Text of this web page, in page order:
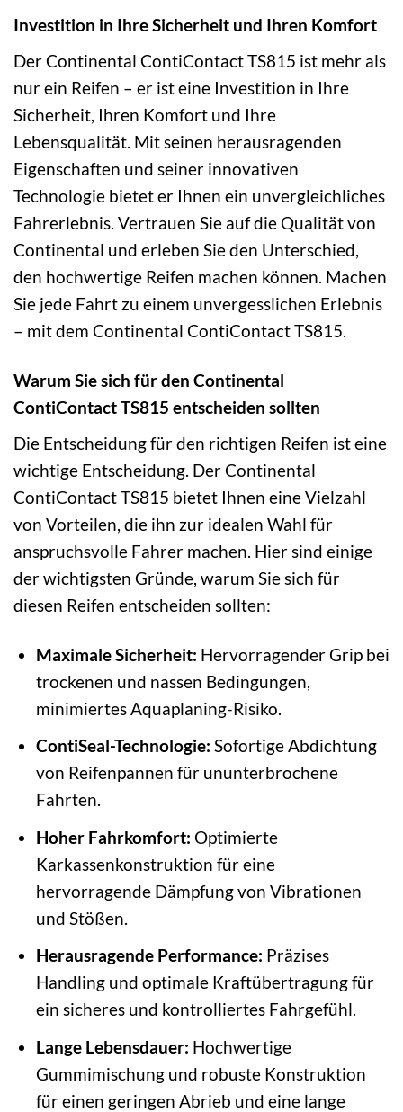
Investition in Ihre Sicherheit und Ihren Komfort
Der Continental ContiContact TS815 ist mehr als
nur ein Reifen – er ist eine Investition in Ihre
Sicherheit, Ihren Komfort und Ihre
Lebensqualität. Mit seinen herausragenden
Eigenschaften und seiner innovativen
Technologie bietet er Ihnen ein unvergleichliches
Fahrerlebnis. Vertrauen Sie auf die Qualität von
Continental und erleben Sie den Unterschied,
den hochwertige Reifen machen können. Machen
Sie jede Fahrt zu einem unvergesslichen Erlebnis
– mit dem Continental ContiContact TS815.
Warum Sie sich für den Continental
ContiContact TS815 entscheiden sollten
Die Entscheidung für den richtigen Reifen ist eine
wichtige Entscheidung. Der Continental
ContiContact TS815 bietet Ihnen eine Vielzahl
von Vorteilen, die ihn zur idealen Wahl für
anspruchsvolle Fahrer machen. Hier sind einige
der wichtigsten Gründe, warum Sie sich für
diesen Reifen entscheiden sollten:
Maximale Sicherheit: Hervorragender Grip bei
trockenen und nassen Bedingungen,
minimiertes Aquaplaning-Risiko.
ContiSeal-Technologie: Sofortige Abdichtung
von Reifenpannen für ununterbrochene
Fahrten.
Hoher Fahrkomfort: Optimierte
Karkassenkonstruktion für eine
hervorragende Dämpfung von Vibrationen
und Stößen.
Herausragende Performance: Präzises
Handling und optimale Kraftübertragung für
ein sicheres und kontrolliertes Fahrgefühl.
Lange Lebensdauer: Hochwertige
Gummimischung und robuste Konstruktion
für einen geringen Abrieb und eine lange